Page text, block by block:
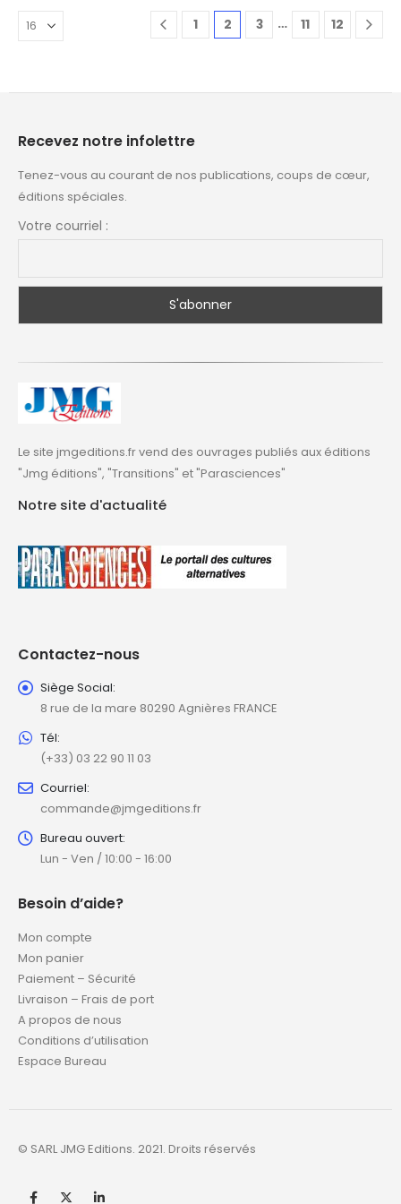
1 2 3 … 11 12
Recevez notre infolettre
Tenez-vous au courant de nos publications, coups de cœur,
éditions spéciales.
Votre courriel :
Le site jmgeditions.fr vend des ouvrages publiés aux éditions
"Jmg éditions", "Transitions" et "Parasciences"
Notre site d'actualité
Contactez-nous
Siège Social:
8 rue de la mare 80290 Agnières FRANCE
Tél:
(+33) 03 22 90 11 03
Courriel:
commande@jmgeditions.fr
Bureau ouvert:
Lun - Ven / 10:00 - 16:00
Besoin d’aide?
Mon compte
Mon panier
Paiement – Sécurité
Livraison – Frais de port
A propos de nous
Conditions d’utilisation
Espace Bureau
© SARL JMG Editions. 2021. Droits réservés